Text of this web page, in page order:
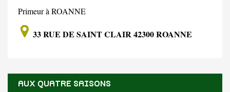
Primeur à ROANNE
33 RUE DE SAINT CLAIR 42300 ROANNE
AUX QUATRE SAISONS